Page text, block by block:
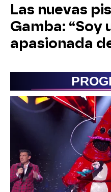
Las nuevas
Gamba: “Soy
apasionada